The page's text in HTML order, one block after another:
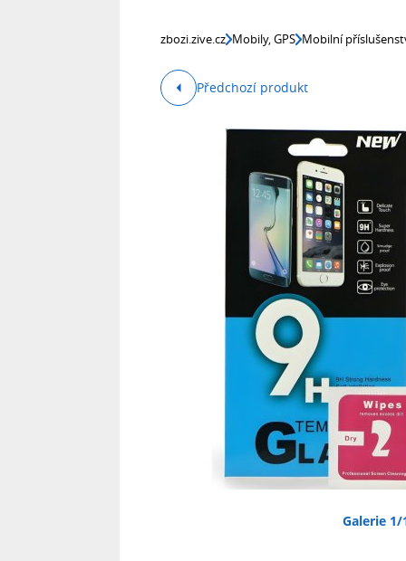
zbozi.zive.cz Mobily, GPS Mobilní
Předchozí produkt
Galerie 1/